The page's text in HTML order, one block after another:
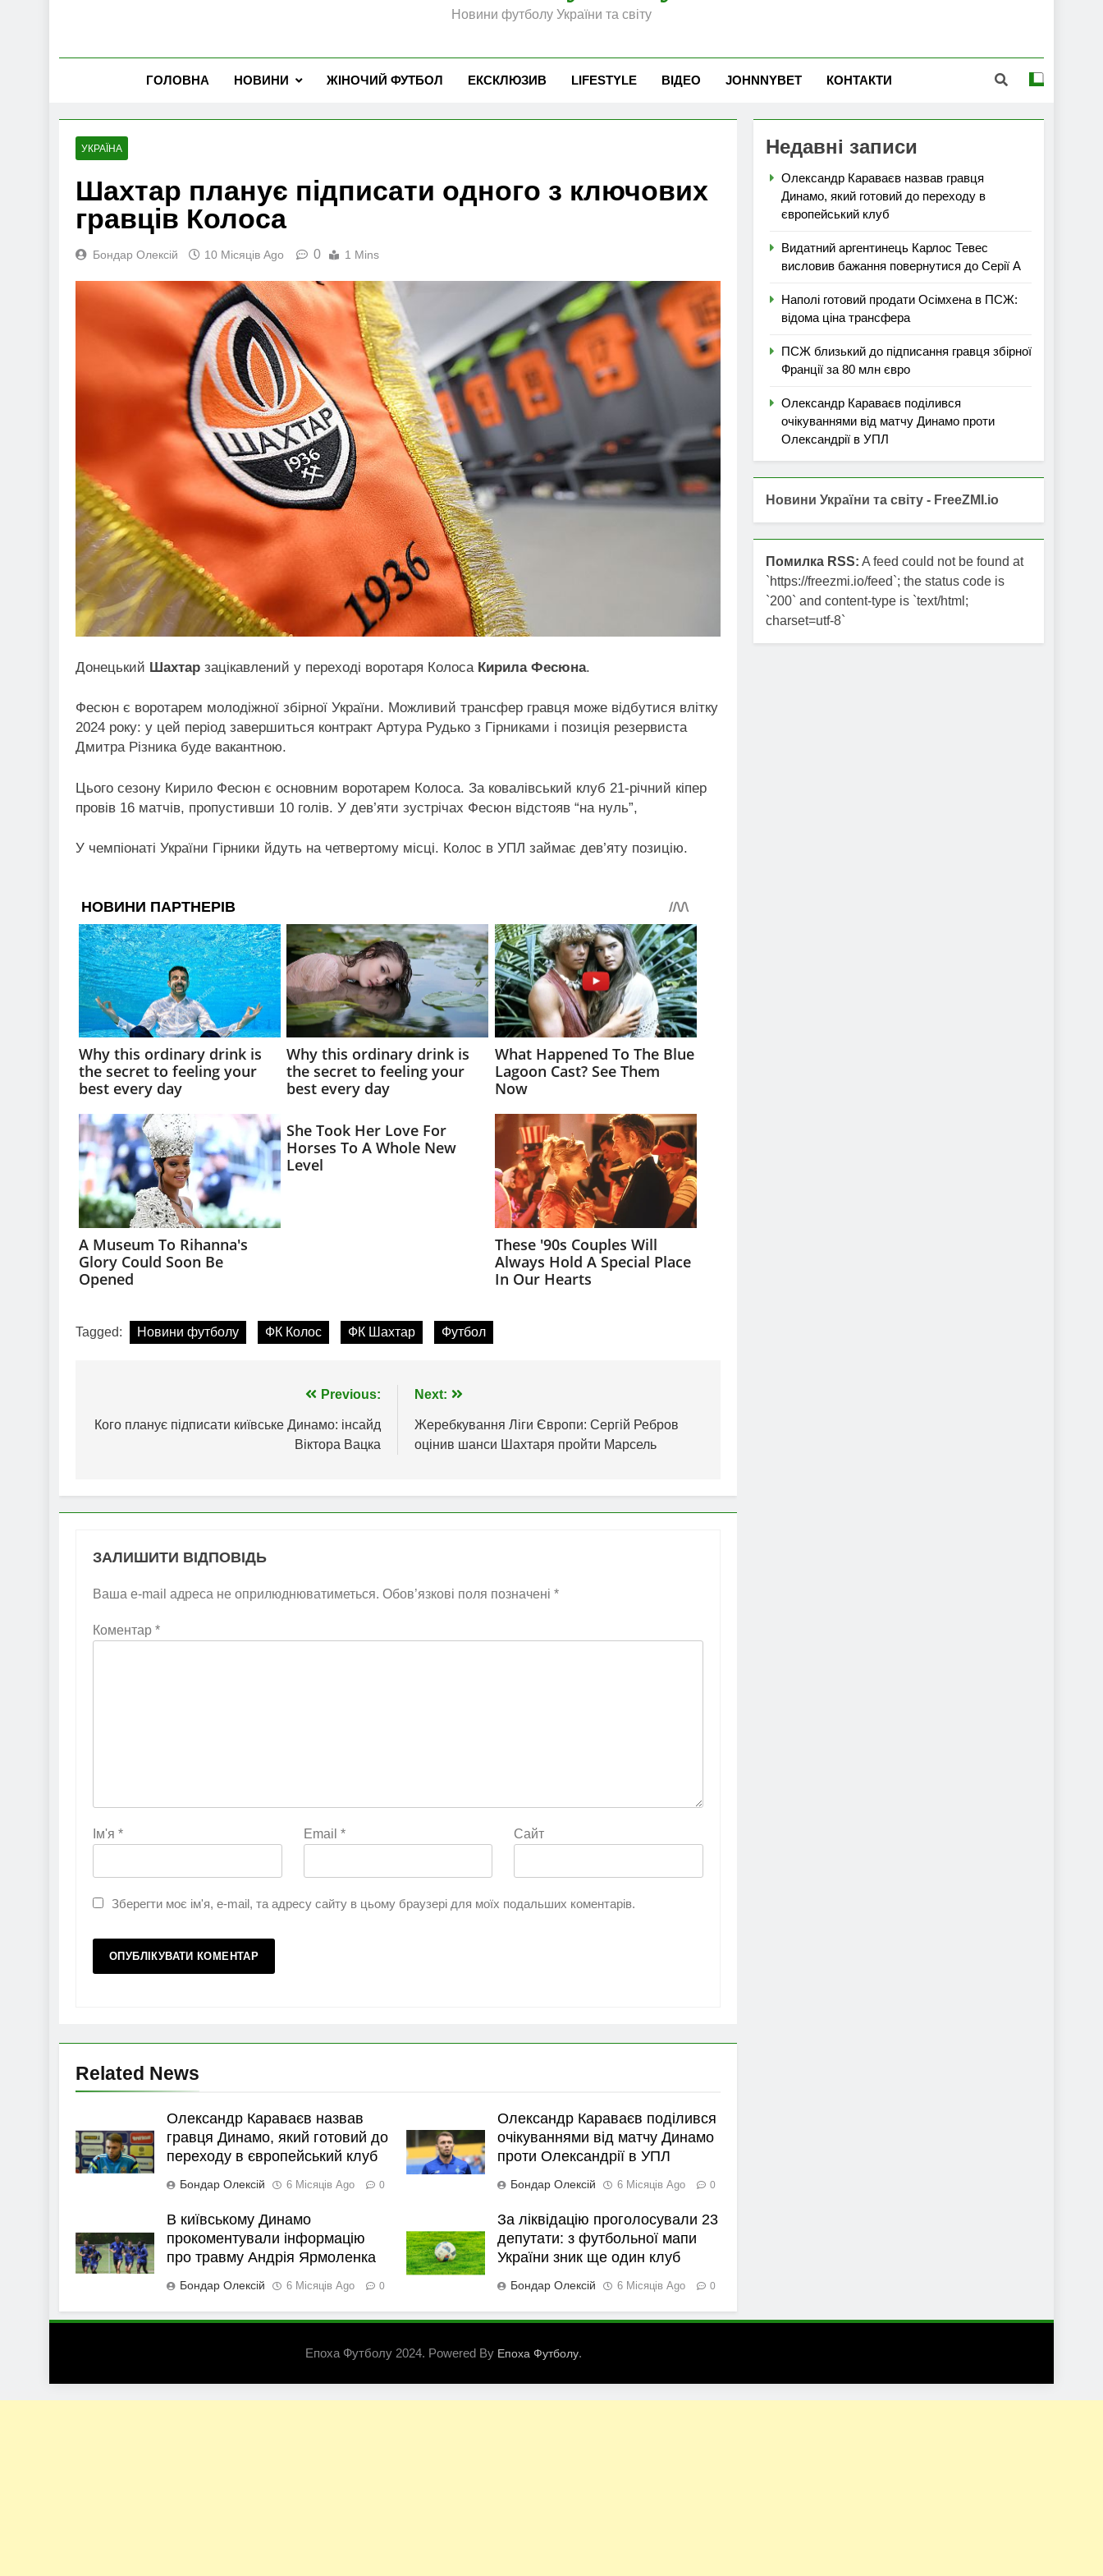
Новини футболу України та світу
ГОЛОВНА НОВИНИ ЖІНОЧИЙ ФУТБОЛ ЕКСКЛЮЗИВ LIFESTYLE ВІДЕО JOHNNYBET КОНТАКТИ
УКРАЇНА
Шахтар планує підписати одного з ключових
гравців Колоса
Бондар Олексій 10 Місяців Ago 0 1 Mins
Донецький Шахтар зацікавлений у переході воротаря Колоса Кирила Фесюна.
Фесюн є воротарем молодіжної збірної України. Можливий трансфер гравця може відбутися влітку
2024 року: у цей період завершиться контракт Артура Рудько з Гірниками і позиція резервиста
Дмитра Різника буде вакантною.
Цього сезону Кирило Фесюн є основним воротарем Колоса. За ковалівський клуб 21-річний кіпер
провів 16 матчів, пропустивши 10 голів. У дев’яти зустрічах Фесюн відстояв “на нуль”,
У чемпіонаті України Гірники йдуть на четвертому місці. Колос в УПЛ займає дев’яту позицію.
Tagged: Новини футболу ФК Колос ФК Шахтар Футбол
записів
Previous:
Кого планує підписати київське Динамо: інсайд
Віктора Вацка
Next:
Жеребкування Ліги Європи: Сергій Ребров
оцінив шанси Шахтаря пройти Марсель
ЗАЛИШИТИ ВІДПОВІДЬ
Ваша e-mail адреса не оприлюднюватиметься. Обов’язкові поля позначені *
Коментар *
Ім'я * Email * Сайт
Зберегти моє ім'я, e-mail, та адресу сайту в цьому браузері для моїх подальших коментарів.
Related News
Олександр Караваєв назвав
гравця Динамо, який готовий до
переходу в європейський клуб
Бондар Олексій 6 Місяців Ago 0
Олександр Караваєв поділився
очікуваннями від матчу Динамо
проти Олександрії в УПЛ
Бондар Олексій 6 Місяців Ago 0
В київському Динамо
прокоментували інформацію
про травму Андрія Ярмоленка
Бондар Олексій 6 Місяців Ago 0
За ліквідацію проголосували 23
депутати: з футбольної мапи
України зник ще один клуб
Бондар Олексій 6 Місяців Ago 0
Недавні записи
Олександр Караваєв назвав гравця
Динамо, який готовий до переходу в
європейський клуб
Видатний аргентинець Карлос Тевес
висловив бажання повернутися до Серії А
Наполі готовий продати Осімхена в ПСЖ:
відома ціна трансфера
ПСЖ близький до підписання гравця збірної
Франції за 80 млн євро
Олександр Караваєв поділився
очікуваннями від матчу Динамо проти
Олександрії в УПЛ
Новини України та світу - FreeZMI.io
Помилка RSS: A feed could not be found at
`https://freezmi.io/feed`; the status code is
`200` and content-type is `text/html;
charset=utf-8`
Епоха Футболу 2024. Powered By Епоха Футболу.